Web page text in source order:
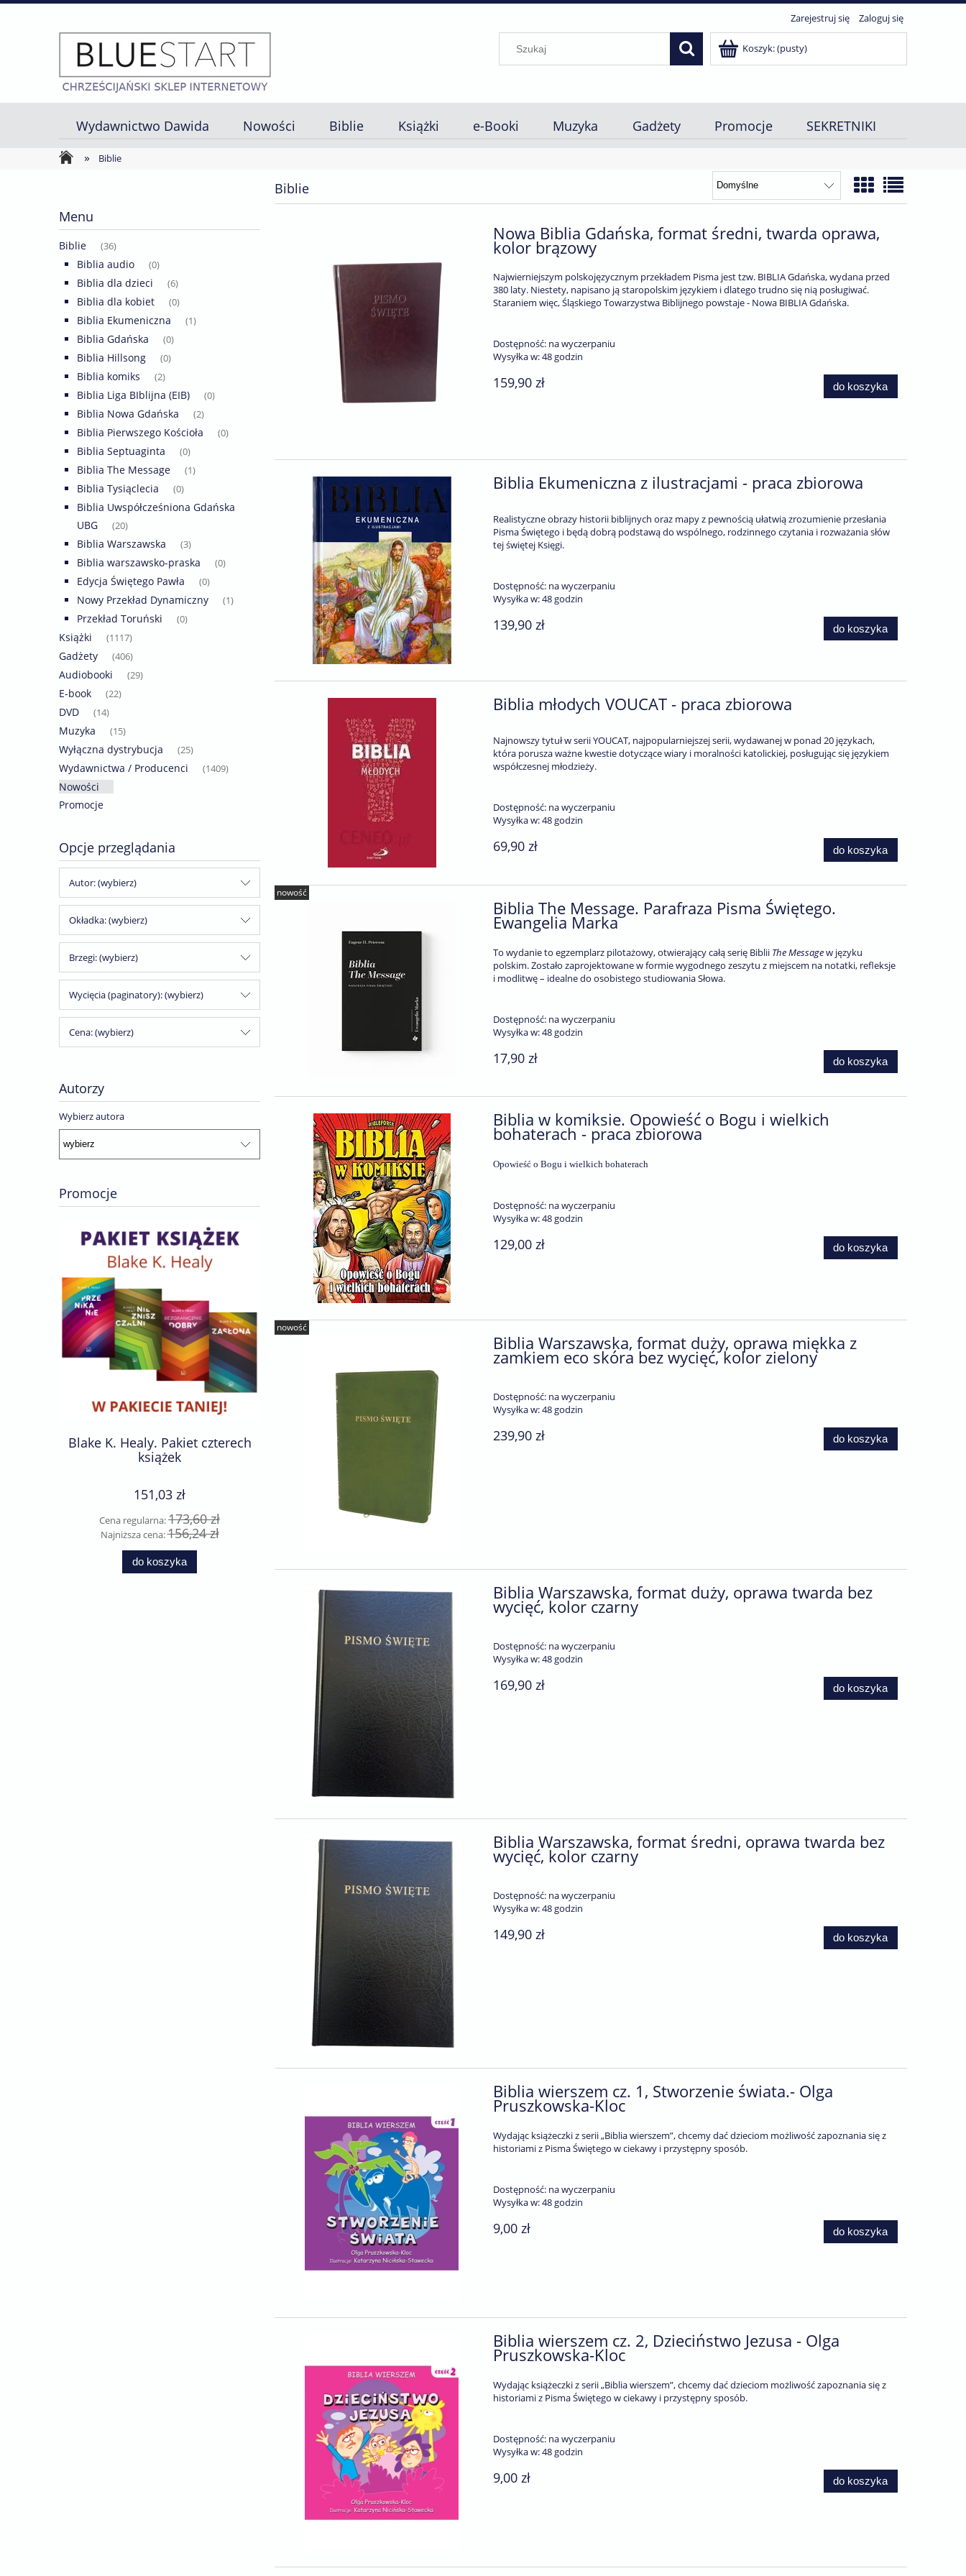
Zarejestruj się Zaloguj się
Koszyk:(pusty)
Wydawnictwo Dawida Nowości Biblie Książki e-Booki Muzyka Gadżety Promocje
SEKRETNIKI
Strona główna
» Biblie
Menu
Biblie (36)
Biblia audio (0)
Biblia dla dzieci (6)
Biblia dla kobiet (0)
Biblia Ekumeniczna (1)
Biblia Gdańska (0)
Biblia Hillsong (0)
Biblia komiks (2)
Biblia Liga BIblijna (EIB) (0)
Biblia Nowa Gdańska (2)
Biblia Pierwszego Kościoła (0)
Biblia Septuaginta (0)
Biblia The Message (1)
Biblia Tysiąclecia (0)
Biblia Uwspółcześniona Gdańska
UBG
(20)
Biblia Warszawska (3)
Biblia warszawsko-praska (0)
Edycja Świętego Pawła (0)
Nowy Przekład Dynamiczny (1)
Przekład Toruński (0)
Książki (1117)
Gadżety (406)
Audiobooki (29)
E-book (22)
DVD (14)
Muzyka (15)
Wyłączna dystrybucja (25)
Wydawnictwa / Producenci (1409)
Nowości
Promocje
Opcje przeglądania
Autor: (wybierz)
Okładka: (wybierz)
Brzegi: (wybierz)
Wycięcia (paginatory): (wybierz)
Cena: (wybierz)
Autorzy
Wybierz autora
Promocje
Blake K. Healy. Pakiet czterech
książek
151,03 zł
Cena regularna:173,60 zł
Najniższa cena:156,24 zł
do koszyka
Becky Fischer. Pakiet trzech
książek dla dzieci
69,90 zł
Cena regularna:77,70 zł
Biblie
Nowa Biblia Gdańska, format średni, twarda oprawa,
kolor brązowy
Najwierniejszym polskojęzycznym przekładem Pisma jest tzw. BIBLIA Gdańska, wydana przed
380 laty. Niestety, napisano ją staropolskim językiem i dlatego trudno się nią posługiwać.
Staraniem więc, Śląskiego Towarzystwa Biblijnego powstaje - Nowa BIBLIA Gdańska.
Dostępność: na wyczerpaniu
Wysyłka w:48 godzin
159,90 zł do koszyka
Biblia Ekumeniczna z ilustracjami - praca zbiorowa
Realistyczne obrazy historii biblijnych oraz mapy z pewnością ułatwią zrozumienie przesłania
Pisma Świętego i będą dobrą podstawą do wspólnego, rodzinnego czytania i rozważania słów
tej świętej Księgi.
Dostępność: na wyczerpaniu
Wysyłka w:48 godzin
139,90 zł do koszyka
Biblia młodych VOUCAT - praca zbiorowa
Najnowszy tytuł w serii YOUCAT, najpopularniejszej serii, wydawanej w ponad 20 językach,
która porusza ważne kwestie dotyczące wiary i moralności katolickiej, posługując się językiem
współczesnej młodzieży.
Dostępność: na wyczerpaniu
Wysyłka w:48 godzin
69,90 zł do koszyka
Biblia The Message. Parafraza Pisma Świętego.
Ewangelia Marka
To wydanie to egzemplarz pilotażowy, otwierający całą serię Biblii The Messagew języku
polskim. Zostało zaprojektowane w formie wygodnego zeszytu z miejscem na notatki, refleksje
i modlitwę – idealne do osobistego studiowania Słowa.
Dostępność: na wyczerpaniu
Wysyłka w:48 godzin
17,90 zł do koszyka
nowość
Biblia w komiksie. Opowieść o Bogu i wielkich
bohaterach - praca zbiorowa
Opowieść o Bogu i wielkich bohaterach
Dostępność: na wyczerpaniu
Wysyłka w:48 godzin
129,00 zł do koszyka
Biblia Warszawska, format duży, oprawa miękka z
zamkiem eco skóra bez wycięć, kolor zielony
Dostępność: na wyczerpaniu
Wysyłka w:48 godzin
239,90 zł do koszyka
nowość
Biblia Warszawska, format duży, oprawa twarda bez
wycięć, kolor czarny
Dostępność: na wyczerpaniu
Wysyłka w:48 godzin
169,90 zł do koszyka
Biblia Warszawska, format średni, oprawa twarda bez
wycięć, kolor czarny
Dostępność: na wyczerpaniu
Wysyłka w:48 godzin
149,90 zł do koszyka
Biblia wierszem cz. 1, Stworzenie świata.- Olga
Pruszkowska-Kloc
Wydając książeczki z serii „Biblia wierszem”, chcemy dać dzieciom możliwość zapoznania się z
historiami z Pisma Świętego w ciekawy i przystępny sposób.
Dostępność: na wyczerpaniu
Wysyłka w:48 godzin
9,00 zł do koszyka
Biblia wierszem cz. 2, Dzieciństwo Jezusa - Olga
Pruszkowska-Kloc
Wydając książeczki z serii „Biblia wierszem”, chcemy dać dzieciom możliwość zapoznania się z
historiami z Pisma Świętego w ciekawy i przystępny sposób.
Dostępność: na wyczerpaniu
Wysyłka w:48 godzin
9,00 zł do koszyka